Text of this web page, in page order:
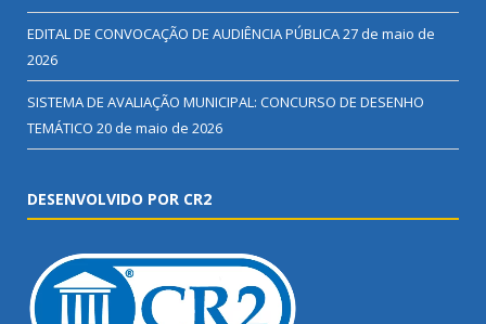
EDITAL DE CONVOCAÇÃO DE AUDIÊNCIA PÚBLICA27 de maio de
2026
SISTEMA DE AVALIAÇÃO MUNICIPAL: CONCURSO DE DESENHO
TEMÁTICO 20 de maio de 2026
DESENVOLVIDO POR CR2